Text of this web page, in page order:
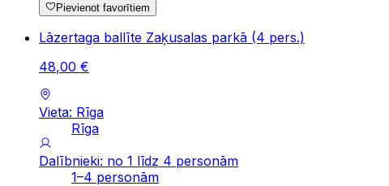
Pievienot favorītiem
Lāzertaga ballīte Zaķusalas parkā (4 pers.)
48,00 €
Vieta: Rīga
Rīga
Dalībnieki: no 1 līdz 4 personām
1–4 personām